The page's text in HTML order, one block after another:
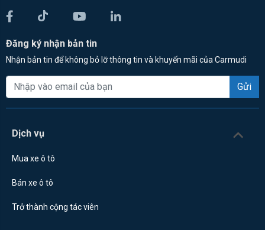
Đăng ký nhận bản tin
Nhận bản tin để không bỏ lỡ thông tin và khuyến mãi của Carmudi
Gửi
Dịch vụ
Mua xe ô tô
Bán xe ô tô
Trở thành cộng tác viên